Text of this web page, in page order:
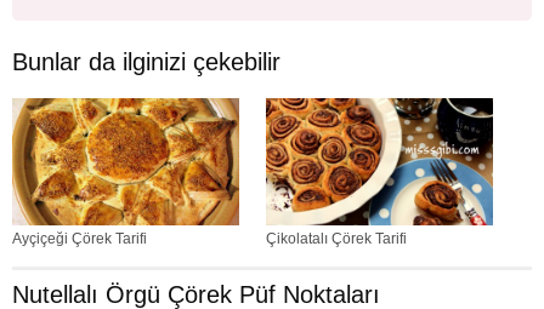
Bunlar da ilginizi çekebilir
Ayçiçeği Çörek Tarifi Çikolatalı Çörek Tarifi
Nutellalı Örgü Çörek Püf Noktaları